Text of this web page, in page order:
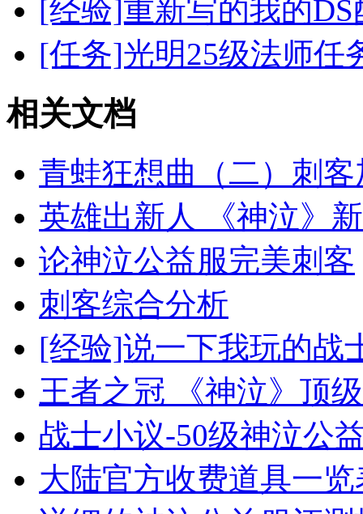
[经验]重新写的我的DS
[任务]光明25级法师任
相关文档
青蛙狂想曲（二）刺
英雄出新人 《神泣》
论神泣公益服完美刺客
刺客综合分析
[经验]说一下我玩的战
王者之冠 《神泣》顶
战士小议-50级神泣公
大陆官方收费道具一览